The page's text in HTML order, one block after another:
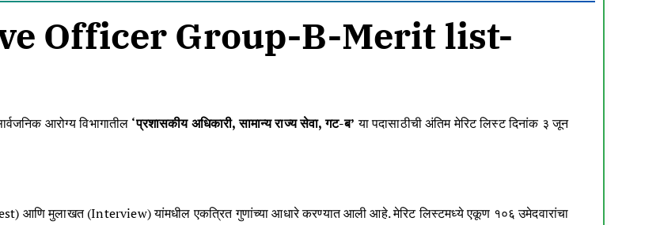
Officer Group-B-Merit list-
आरोग्य विभागातील ‘प्रशासकीय अधिकारी, सामान्य राज्य सेवा, गट-ब’ या पदासाठीची अंतिम मेरिट लिस्ट दिनांक ३ जून
आणि मुलाखत (Interview) यांमधील एकत्रित गुणांच्या आधारे करण्यात आली आहे. मेरिट लिस्टमध्ये एकूण १०६ उमेदवारांचा